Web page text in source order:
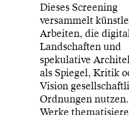
Dieses Screening
versammelt
Arbeiten, die
Landschaften und
spekulative
als Spiegel, Kritik
Vision
Ordnungen
Werke